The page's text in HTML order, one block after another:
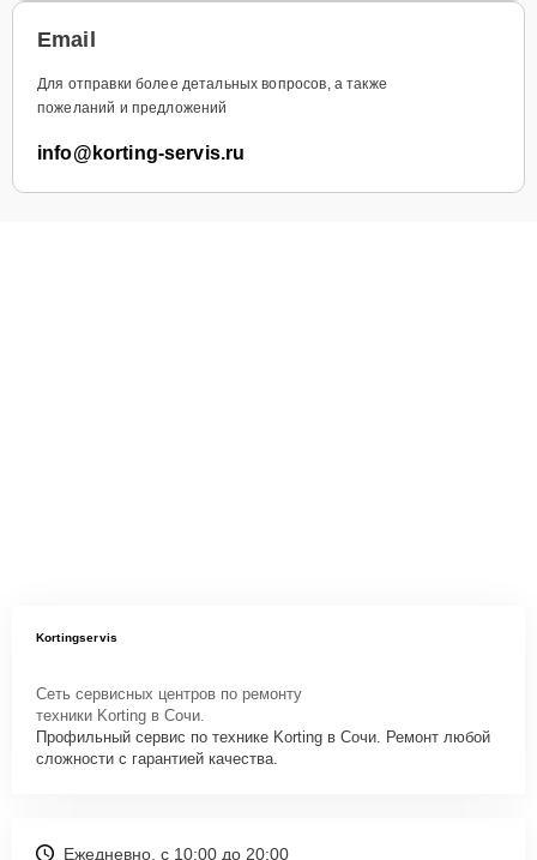
Email
Для отправки более детальных вопросов, а также
пожеланий и предложений
info@korting-servis.ru
Kortingservis
Сеть сервисных центров по ремонту
техники Korting в Сочи.
Профильный сервис по технике Korting в Сочи. Ремонт любой
сложности с гарантией качества.
Ежедневно, с 10:00 до 20:00